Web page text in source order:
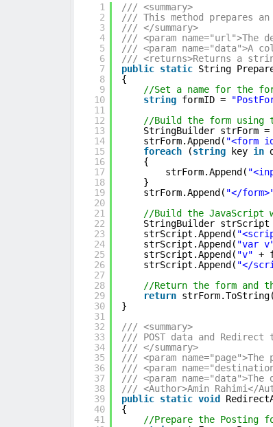
1
2
3
4
5
6
7
8
9
10
11
12
13
14
15
16
17
18
19
20
21
22
23
24
25
26
27
28
29
30
31
32
33
34
35
36
37
38
39
40
41
/// <summary>
/// This method prepares
/// </summary>
/// <param
/// <param
/// <returns>Returns a
public static String
{
//Set a name for the
string formID =
//Build the form using
StringBuilder strForm =
strForm.Append( "<form
foreach
(string key in
{
strForm.Append(
}
strForm.Append( "</
//Build the JavaScript
StringBuilder strScript
strScript.Append(
strScript.Append( "var
strScript.Append( "v" +
strScript.Append( "</
//Return the form and
return
}
/// <summary>
/// POST data and
/// </summary>
/// <param
/// <param
/// <param
/// <Author>Amin Rahimi</
public static void
{
//Prepare the Posting